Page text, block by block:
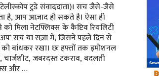
टुडे संवाददाता)। सच जैसे-जैसे
है, आप आज़ाद हो सकते हैं। ऐसा ही
मिला नेटफ्लिक्स के कैप्टिव रियलिटी
सच या सज़ा में, जिसने पहले दिन से
को बांधकर रखा। छः हफ्तों तक इमोशनल
जबरदस्त टकराव, बदलती
और …